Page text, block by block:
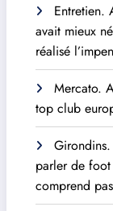
Entretien.
avait mieux
réalisé
Mercato.
top club
parler de
comprend